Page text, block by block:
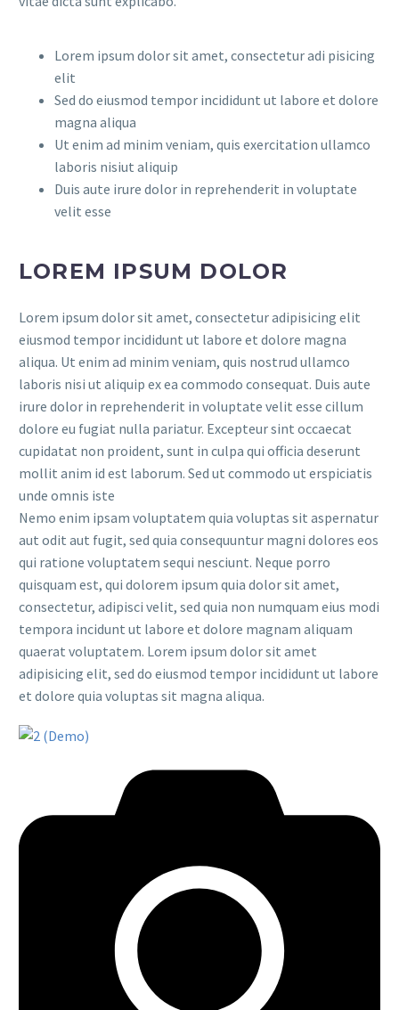
Lorem ipsum dolor sit amet, consectetur adi pisicing
elit
Sed do eiusmod tempor incididunt ut labore et dolore
magna aliqua
Ut enim ad minim veniam, quis exercitation ullamco
laboris nisiut aliquip
Duis aute irure dolor in reprehenderit in voluptate
velit esse
LOREM IPSUM DOLOR
Lorem ipsum dolor sit amet, consectetur adipisicing elit
eiusmod tempor incididunt ut labore et dolore magna
aliqua. Ut enim ad minim veniam, quis nostrud ullamco
laboris nisi ut aliquip ex ea commodo consequat. Duis aute
irure dolor in reprehenderit in voluptate velit esse cillum
dolore eu fugiat nulla pariatur. Excepteur sint occaecat
cupidatat non proident, sunt in culpa qui officia deserunt
mollit anim id est laborum. Sed ut commodo ut erspiciatis
unde omnis iste
Nemo enim ipsam voluptatem quia voluptas sit aspernatur
aut odit aut fugit, sed quia consequuntur magni dolores eos
qui ratione voluptatem sequi nesciunt. Neque porro
quisquam est, qui dolorem ipsum quia dolor sit amet,
consectetur, adipisci velit, sed quia non numquam eius modi
tempora incidunt ut labore et dolore magnam aliquam
quaerat voluptatem. Lorem ipsum dolor sit amet
adipisicing elit, sed do eiusmod tempor incididunt ut labore
et dolore quia voluptas sit magna aliqua.